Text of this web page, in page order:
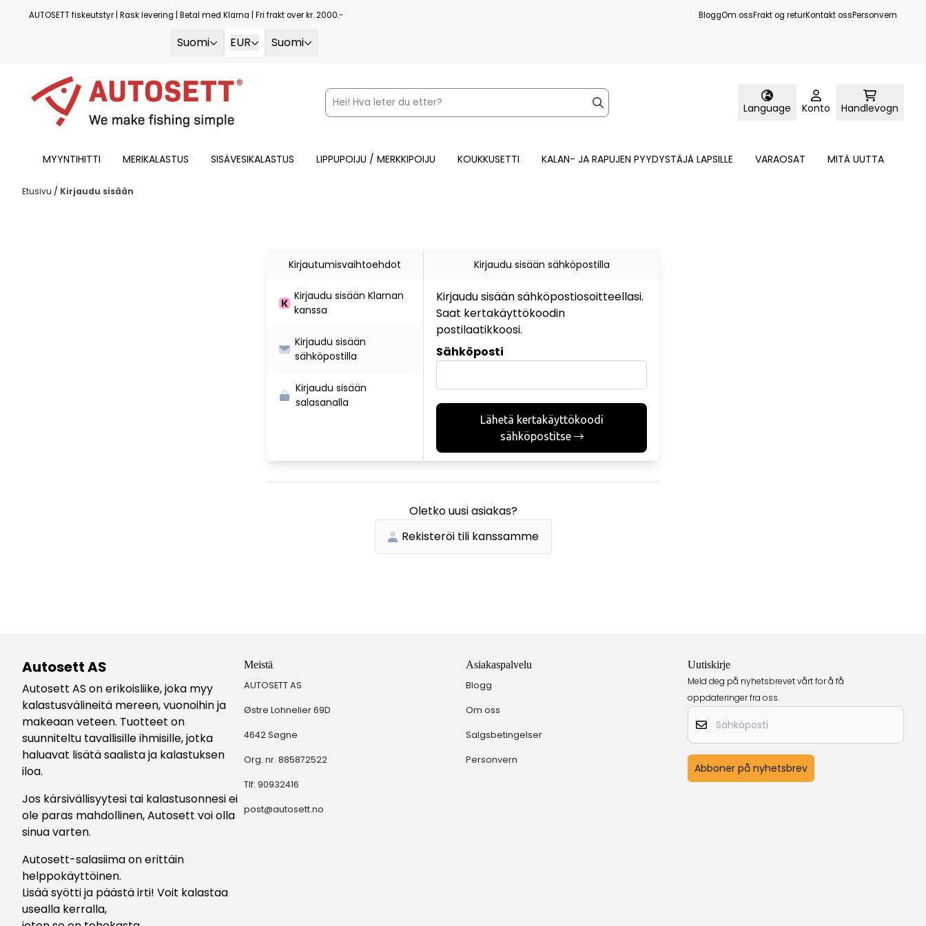
AUTOSETT fiskeutstyr | Rask levering | Betal med Klarna | Fri frakt over kr. 2000.- BloggOm ossFrakt og returKontakt ossPersonvern
Suomi EUR Suomi
Language Konto Handlevogn
MYYNTIHITTI MERIKALASTUS SISÄVESIKALASTUS LIPPUPOIJU / MERKKIPOIJU KOUKKUSETTI KALAN- JA RAPUJEN PYYDYSTÄJÄ LAPSILLE VARAOSAT MITÄ UUTTA
Etusivu / Kirjaudu sisään
Kirjautumisvaihtoehdot
Kirjaudu sisään Klarnan
kanssa
Kirjaudu sisään
sähköpostilla
Kirjaudu sisään
salasanalla
Kirjaudu sisään sähköpostilla
Kirjaudu sisään sähköpostiosoitteellasi.
Saat kertakäyttökoodin
postilaatikkoosi.
Sähköposti
Lähetä kertakäyttökoodi
sähköpostitse
Oletko uusi asiakas?
Rekisteröi tili kanssamme
Autosett AS
Autosett AS on erikoisliike, joka myy
kalastusvälineitä mereen, vuonoihin ja
makeaan veteen. Tuotteet on
suunniteltu tavallisille ihmisille, jotka
haluavat lisätä saalista ja kalastuksen
iloa.
Jos kärsivällisyytesi tai kalastusonnesi ei
ole paras mahdollinen, Autosett voi olla
sinua varten.
Autosett-salasiima on erittäin
helppokäyttöinen.
Lisää syötti ja päästä irti! Voit kalastaa
usealla kerralla,
Meistä
AUTOSETT AS
Østre Lohnelier 69D
4642 Søgne
Org. nr. 885872522
Tlf: 90932416
post@autosett.no
Asiakaspalvelu
Blogg
Om oss
Salgsbetingelser
Personvern
Uutiskirje
Meld deg på nyhetsbrevet vårt for å få
oppdateringer fra oss.
Sähköposti
Abboner på nyhetsbrev